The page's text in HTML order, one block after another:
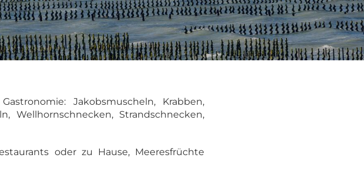
Jakobsmuscheln, Krabben,
Wellhornschnecken, Strandschnecken,
oder zu Hause, Meeresfrüchte